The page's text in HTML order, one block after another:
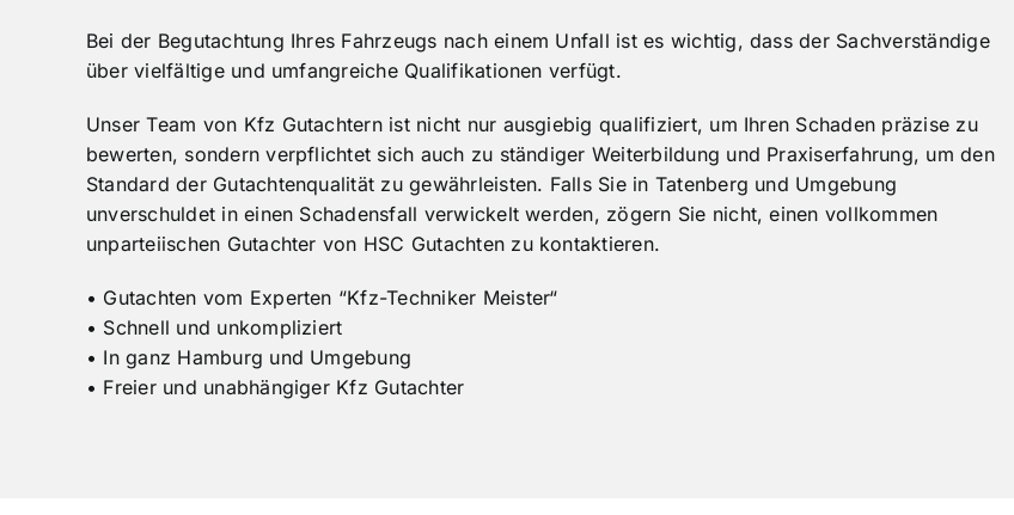
Bei der Begutachtung Ihres Fahrzeugs nach einem Unfall ist es wichtig, dass der Sachverständige
über vielfältige und umfangreiche Qualifikationen verfügt.
Unser Team von Kfz Gutachtern ist nicht nur ausgiebig qualifiziert, um Ihren Schaden präzise zu
bewerten, sondern verpflichtet sich auch zu ständiger Weiterbildung und Praxiserfahrung, um den
Standard der Gutachtenqualität zu gewährleisten. Falls Sie in Tatenberg und Umgebung
unverschuldet in einen Schadensfall verwickelt werden, zögern Sie nicht, einen vollkommen
unparteiischen Gutachter von HSC Gutachten zu kontaktieren.
• Gutachten vom Experten “Kfz-Techniker Meister“
• Schnell und unkompliziert
• In ganz Hamburg und Umgebung
• Freier und unabhängiger Kfz Gutachter